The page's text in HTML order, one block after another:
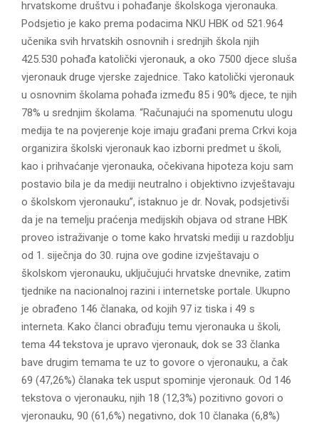
hrvatskome društvu i pohađanje školskoga vjeronauka.
Podsjetio je kako prema podacima NKU HBK od 521.964
učenika svih hrvatskih osnovnih i srednjih škola njih
425.530 pohađa katolički vjeronauk, a oko 7500 djece sluša
vjeronauk druge vjerske zajednice. Tako katolički vjeronauk
u osnovnim školama pohađa između 85 i 90% djece, te njih
78% u srednjim školama. “Računajući na spomenutu ulogu
medija te na povjerenje koje imaju građani prema Crkvi koja
organizira školski vjeronauk kao izborni predmet u školi,
kao i prihvaćanje vjeronauka, očekivana hipoteza koju sam
postavio bila je da mediji neutralno i objektivno izvještavaju
o školskom vjeronauku”, istaknuo je dr. Novak, podsjetivši
da je na temelju praćenja medijskih objava od strane HBK
proveo istraživanje o tome kako hrvatski mediji u razdoblju
od 1. siječnja do 30. rujna ove godine izvještavaju o
školskom vjeronauku, uključujući hrvatske dnevnike, zatim
tjednike na nacionalnoj razini i internetske portale. Ukupno
je obrađeno 146 članaka, od kojih 97 iz tiska i 49 s
interneta. Kako članci obrađuju temu vjeronauka u školi,
tema 44 tekstova je upravo vjeronauk, dok se 33 članka
bave drugim temama te uz to govore o vjeronauku, a čak
69 (47,26%) članaka tek usput spominje vjeronauk. Od 146
tekstova o vjeronauku, njih 18 (12,3%) pozitivno govori o
vjeronauku, 90 (61,6%) negativno, dok 10 članaka (6,8%)